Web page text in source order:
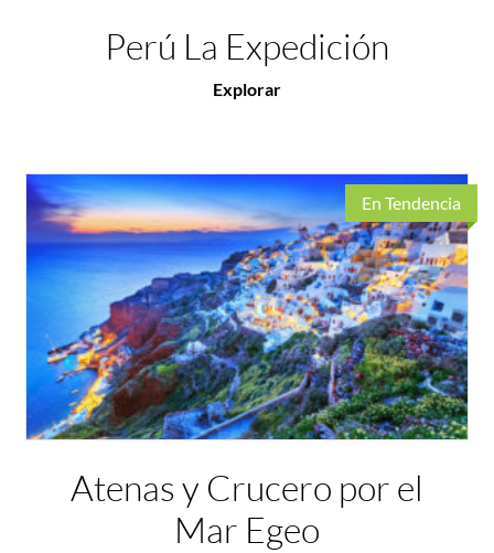
Perú La Expedición
Explorar
En Tendencia
Atenas y Crucero por el
Mar Egeo